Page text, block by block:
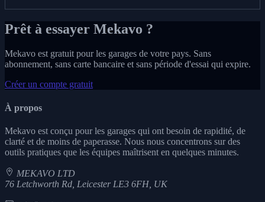
Prêt à essayer Mekavo ?
Mekavo est gratuit pour les garages de votre pays. Sans
abonnement, sans carte bancaire et sans période d'essai qui expire.
Créer un compte gratuit
À propos
Mekavo est conçu pour les garages qui ont besoin de rapidité, de
clarté et de moins de paperasse. Nous nous concentrons sur des
outils pratiques que les équipes maîtrisent en quelques minutes.
MEKAVO LTD
76 Letchworth Rd, Leicester LE3 6FH, UK